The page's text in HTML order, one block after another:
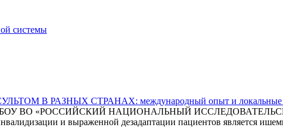
системы
В РАЗНЫХ СТРАНАХ: международный опыт и локальные
ВО «РОССИЙСКИЙ НАЦИОНАЛЬНЫЙ
и выраженной дезадаптации пациентов является